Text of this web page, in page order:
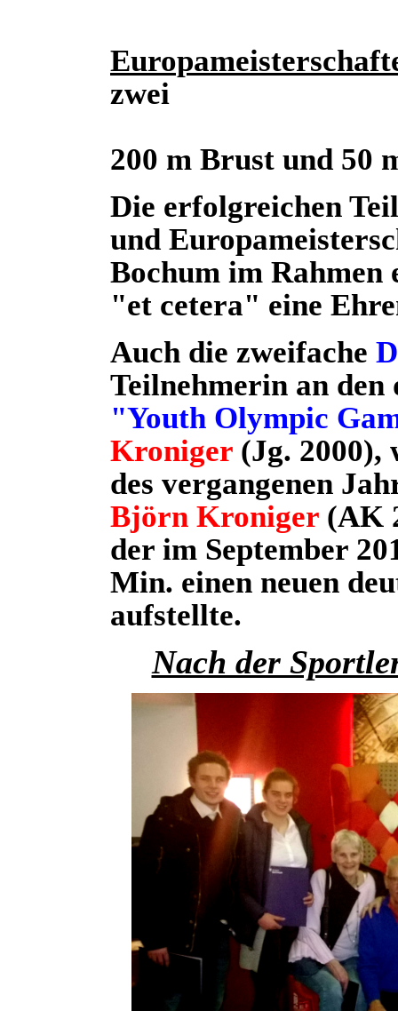
zwei
200 m Brust und 50
Die erfolgreichen
und
Bochum im Rahmen
"et cetera" eine
Auch die zweifache
Teilnehmerin an
"Youth Olympic
Kroniger (Jg. 2000),
des vergangenen
Björn Kroniger (AK
der im September
Min. einen neuen
aufstellte.
Nach der